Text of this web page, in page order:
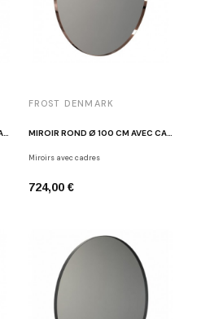
MIROIR ROND Ø 100 CM AVEC CADRE CUIVRE BROSSÉ FROST U4131-BOC
FROST DENMARK
MIROIR ROND Ø 100 CM AVEC CADRE CUIVRE POLI FROST U4131-C
Miroirs avec cadres
724,00 €